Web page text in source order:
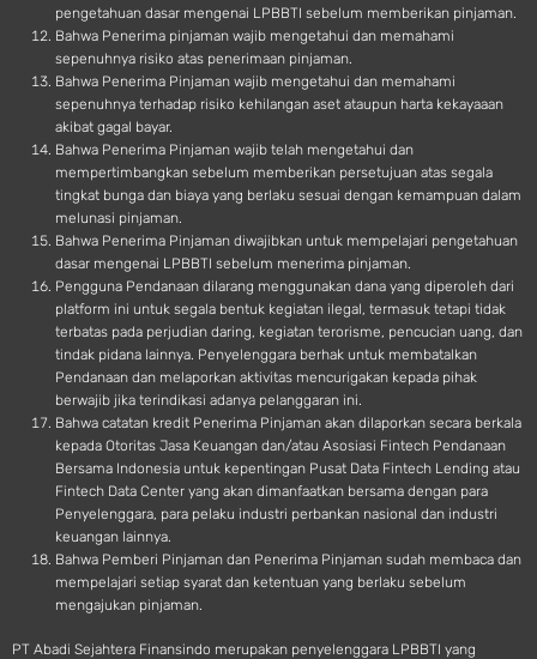
pengetahuan dasar mengenai LPBBTI sebelum memberikan pinjaman.
Bahwa Penerima pinjaman wajib mengetahui dan memahami
sepenuhnya risiko atas penerimaan pinjaman.
Bahwa Penerima Pinjaman wajib mengetahui dan memahami
sepenuhnya terhadap risiko kehilangan aset ataupun harta kekayaaan
akibat gagal bayar.
Bahwa Penerima Pinjaman wajib telah mengetahui dan
mempertimbangkan sebelum memberikan persetujuan atas segala
tingkat bunga dan biaya yang berlaku sesuai dengan kemampuan dalam
melunasi pinjaman.
Bahwa Penerima Pinjaman diwajibkan untuk mempelajari pengetahuan
dasar mengenai LPBBTI sebelum menerima pinjaman.
Pengguna Pendanaan dilarang menggunakan dana yang diperoleh dari
platform ini untuk segala bentuk kegiatan ilegal, termasuk tetapi tidak
terbatas pada perjudian daring, kegiatan terorisme, pencucian uang, dan
tindak pidana lainnya. Penyelenggara berhak untuk membatalkan
Pendanaan dan melaporkan aktivitas mencurigakan kepada pihak
berwajib jika terindikasi adanya pelanggaran ini.
Bahwa catatan kredit Penerima Pinjaman akan dilaporkan secara berkala
kepada Otoritas Jasa Keuangan dan/atau Asosiasi Fintech Pendanaan
Bersama Indonesia untuk kepentingan Pusat Data Fintech Lending atau
Fintech Data Center yang akan dimanfaatkan bersama dengan para
Penyelenggara, para pelaku industri perbankan nasional dan industri
keuangan lainnya.
Bahwa Pemberi Pinjaman dan Penerima Pinjaman sudah membaca dan
mempelajari setiap syarat dan ketentuan yang berlaku sebelum
mengajukan pinjaman.
PT Abadi Sejahtera Finansindo merupakan penyelenggara LPBBTI yang